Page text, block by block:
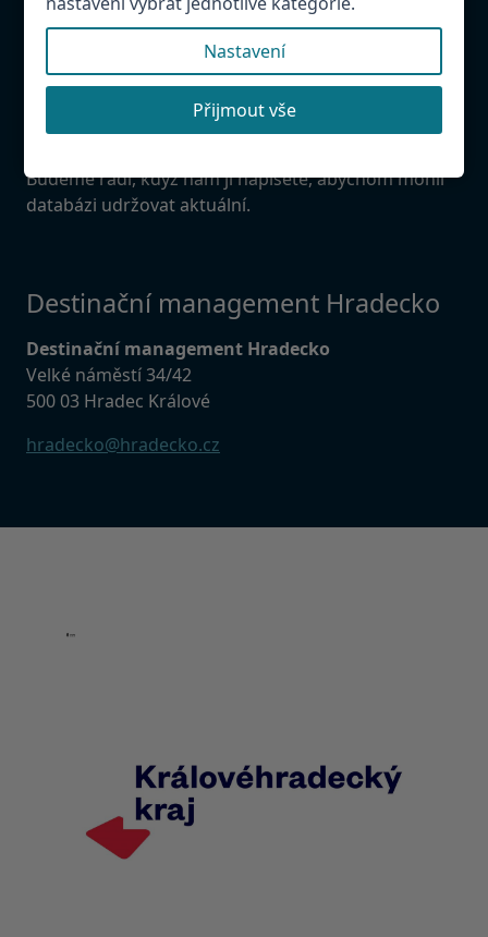
Chcete být v databázi?
Provozujete atrakci, restauraci, penzion v
Hradeckém regionu. Napište nám! Rádi Vás přidáme
Budeme rádi, když nám ji napíšete, abychom mohli
databázi udržovat aktuální.
Destinační management Hradecko
Destinační management Hradecko
Velké náměstí 34/42
500 03 Hradec Králové
hradecko@hradecko.cz
Nastavení
Přijmout vše